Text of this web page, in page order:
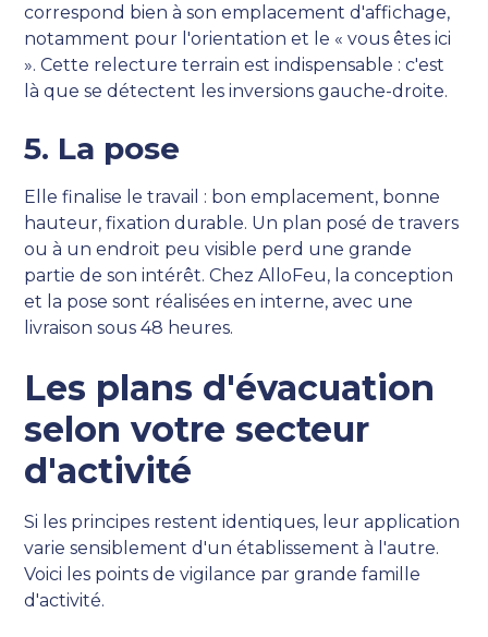
correspond bien à son emplacement d'affichage,
notamment pour l'orientation et le « vous êtes ici
». Cette relecture terrain est indispensable : c'est
là que se détectent les inversions gauche-droite.
5. La pose
Elle finalise le travail : bon emplacement, bonne
hauteur, fixation durable. Un plan posé de travers
ou à un endroit peu visible perd une grande
partie de son intérêt. Chez AlloFeu, la conception
et la pose sont réalisées en interne, avec une
livraison sous 48 heures.
Les plans d'évacuation
selon votre secteur
d'activité
Si les principes restent identiques, leur application
varie sensiblement d'un établissement à l'autre.
Voici les points de vigilance par grande famille
d'activité.